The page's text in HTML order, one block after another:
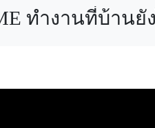
ทำงานที่บ้าน